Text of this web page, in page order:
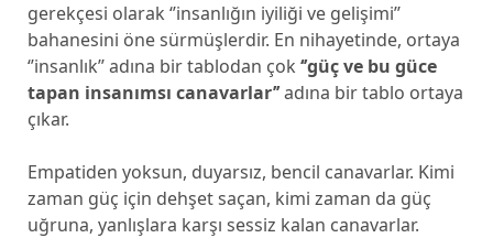
gerekçesi olarak ‘’insanlığın iyiliği ve gelişimi’’
bahanesini öne sürmüşlerdir. En nihayetinde, ortaya
‘’insanlık’’ adına bir tablodan çok ‘’güç ve bu güce
tapan insanımsı canavarlar’’adına bir tablo ortaya
çıkar.
Empatiden yoksun, duyarsız, bencil canavarlar. Kimi
zaman güç için dehşet saçan, kimi zaman da güç
uğruna, yanlışlara karşı sessiz kalan canavarlar.